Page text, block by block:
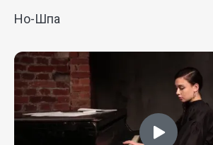
Но-Шпа